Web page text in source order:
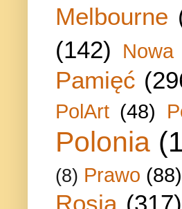
Melbourne
(142) Nowa
Pamięć
PolArt (48)
Polonia
(8) Prawo (88)
Rosja (317)